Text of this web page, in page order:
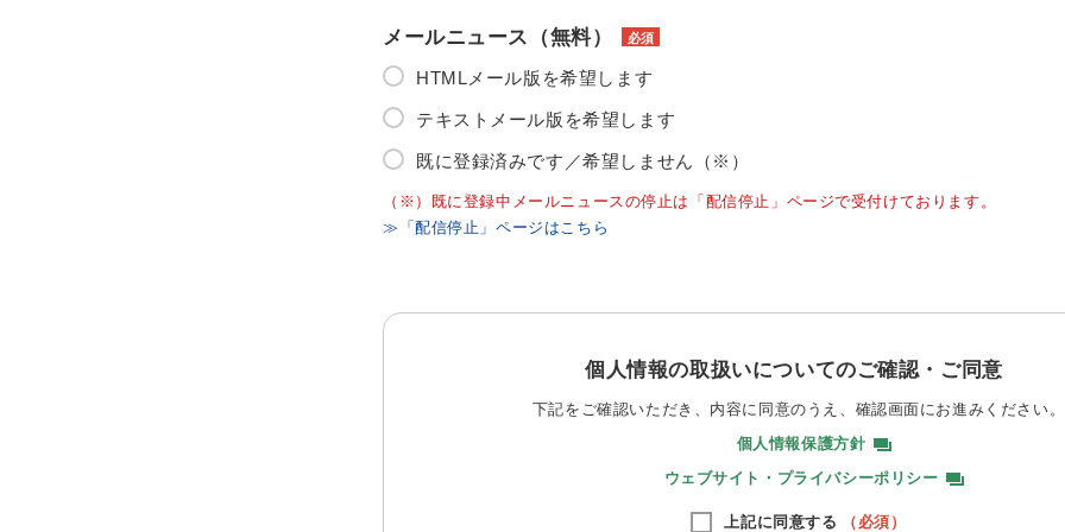
メールニュース（無料） 必須
HTMLメール版を希望します
テキストメール版を希望します
既に登録済みです／希望しません（※）
（※）既に登録中メールニュースの停止は「配信停止」ページで受付けております。
≫「配信停止」ページはこちら
個人情報の取扱いについてのご確認・ご同意
下記をご確認いただき、内容に同意のうえ、 確認画面にお進みください。
個人情報保護方針
ウェブサイト・プライバシーポリシー
上記に同意する （必須）